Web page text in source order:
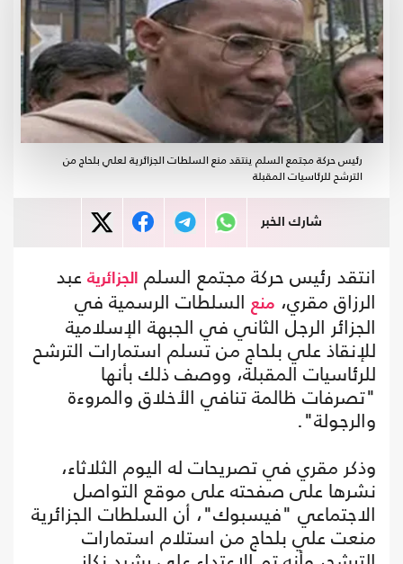
رئيس حركة مجتمع السلم ينتقد منع السلطات الجزائرية لعلي بلحاج من
الترشح للرئاسيات المقبلة
شارك الخبر
انتقد رئيس حركة مجتمع السلم الجزائرية عبد
الرزاق مقري، منع السلطات الرسمية في
الجزائر الرجل الثاني في الجبهة الإسلامية
للإنقاذ علي بلحاج من تسلم استمارات الترشح
للرئاسيات المقبلة، ووصف ذلك بأنها
"تصرفات ظالمة تنافي الأخلاق والمروءة
والرجولة".
وذكر مقري في تصريحات له اليوم الثلاثاء،
نشرها على صفحته على موقع التواصل
الاجتماعي "فيسبوك"، أن السلطات الجزائرية
منعت علي بلحاج من استلام استمارات